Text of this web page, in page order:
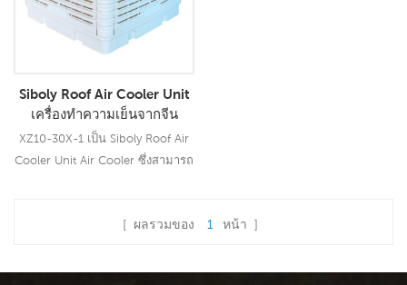
Siboly Roof Air Cooler Unit
เครื่องทำความเย็นจากจีน
XZ10-30X-1 เป็น Siboly Roof Air
Cooler Unit Air Cooler ซึ่งสามารถ
ทองแดงบริสุทธิ์ 3.0KW ให้ลมแรง
แผ่นทำความเย็นขนาดใหญ่ 5090
[ ผลรวมของ 1 หน้า ]